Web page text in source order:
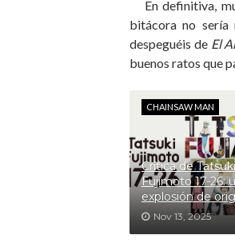
En definitiva,
bitácora no sería
despeguéis de El
buenos ratos que
CHAINSAW MAN
Crítica de Tatsuki
Fujimoto 17-26:
explosión de
Nov 13, 2025